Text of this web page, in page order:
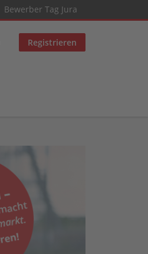
Bewerber Tag Jura
Registrieren